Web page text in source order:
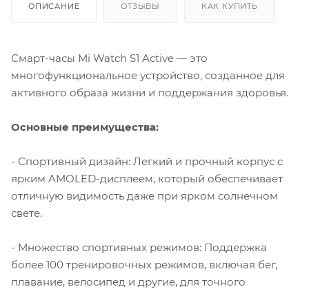
ОПИСАНИЕ ОТЗЫВЫ КАК КУПИТЬ
Смарт-часы Mi Watch S1 Active — это
многофункциональное устройство, созданное для
активного образа жизни и поддержания здоровья.
Основные преимущества:
- Спортивный дизайн: Легкий и прочный корпус с
ярким AMOLED-дисплеем, который обеспечивает
отличную видимость даже при ярком солнечном
свете.
- Множество спортивных режимов: Поддержка
более 100 тренировочных режимов, включая бег,
плавание, велосипед и другие, для точного